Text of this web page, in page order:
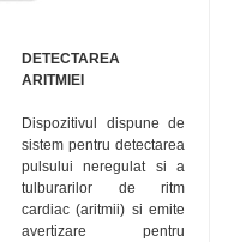
DETECTAREA
ARITMIEI
Dispozitivul dispune de
sistem pentru detectarea
pulsului neregulat si a
tulburarilor de ritm
cardiac (aritmii) si emite
avertizare pentru